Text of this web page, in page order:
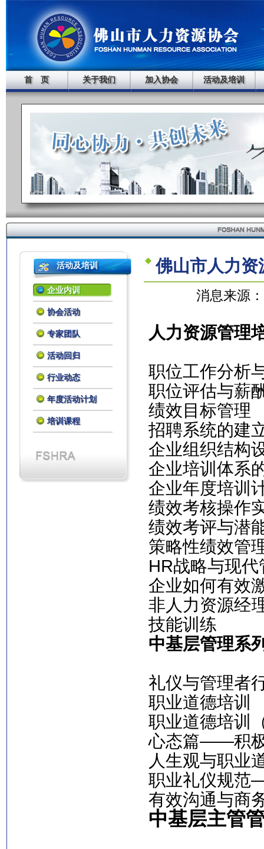
首 页 关于我们 加入协会 活动及培训
活动及培训
企业内训
协会活动
专家团队
活动回归
行业动态
年度活动计划
培训课程
佛山市人力资
消息来源
人力资源管理
职位工作分析
职位评估与薪
绩效目标管理
招聘系统的建
企业组织结构
企业培训体系
企业年度培训
绩效考核操作
绩效考评与潜
策略性绩效管
HR战略与现代
企业如何有效
非人力资源经
技能训练
中基层管理系
礼仪与管理者
职业道德培训
职业道德培训
心态篇——积
人生观与职业
职业礼仪规范
有效沟通与商
中基层主管